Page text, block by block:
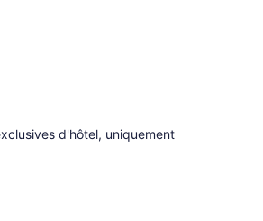
d'hôtel, uniquement